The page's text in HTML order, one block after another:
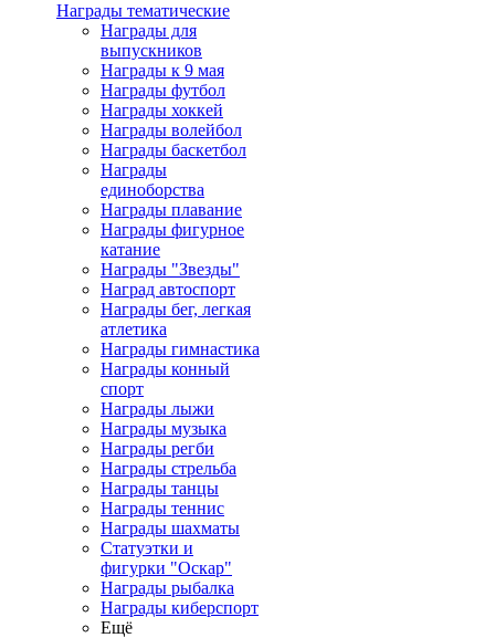
Награды тематические
Награды для
выпускников
Награды к 9 мая
Награды футбол
Награды хоккей
Награды волейбол
Награды баскетбол
Награды
единоборства
Награды плавание
Награды фигурное
катание
Награды "Звезды"
Наград автоспорт
Награды бег, легкая
атлетика
Награды гимнастика
Награды конный
спорт
Награды лыжи
Награды музыка
Награды регби
Награды стрельба
Награды танцы
Награды теннис
Награды шахматы
Статуэтки и
фигурки "Оскар"
Награды рыбалка
Награды киберспорт
Ещё